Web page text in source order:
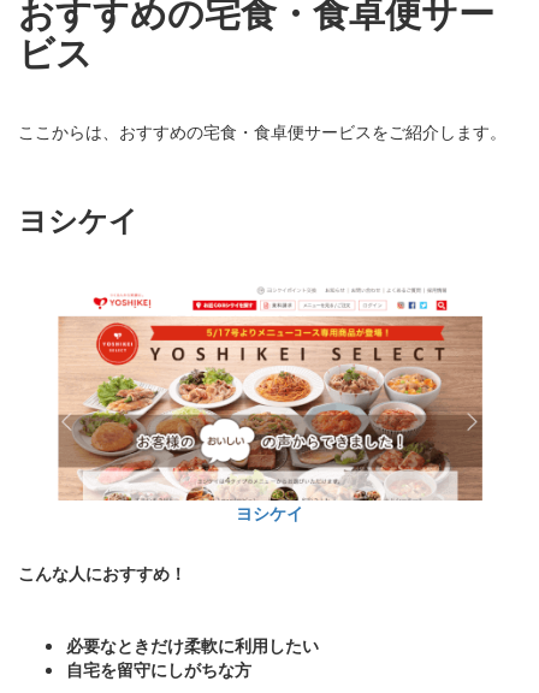
おすすめの宅食・食卓便サー
ビス
ここからは、おすすめの宅食・食卓便サービスをご紹介します。
ヨシケイ
ヨシケイ
こんな人におすすめ！
必要なときだけ柔軟に利用したい
自宅を留守にしがちな方